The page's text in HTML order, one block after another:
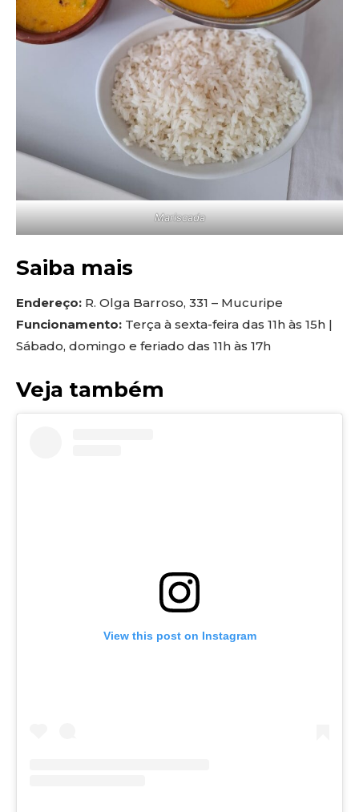
Mariscada
Saiba mais
Endereço: R. Olga Barroso, 331 – Mucuripe
Funcionamento: Terça à sexta-feira das 11h às 15h |
Sábado, domingo e feriado das 11h às 17h
Veja também
View this post on Instagram